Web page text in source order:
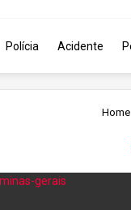
Polícia Acidente
Home